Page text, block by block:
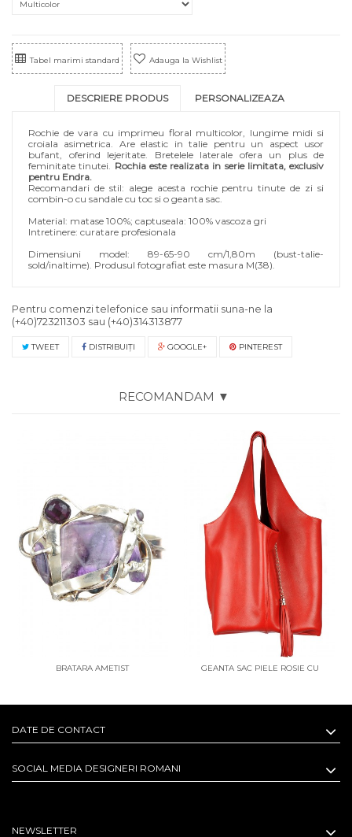
Tabel marimi standard Adauga la Wishlist
DESCRIERE PRODUS PERSONALIZEAZA
Rochie de vara cu imprimeu floral multicolor, lungime midi si
croiala asimetrica. Are elastic in talie pentru un aspect usor
bufant, oferind lejeritate. Bretelele laterale ofera un plus de
feminitate tinutei. Rochia este realizata in serie limitata, exclusiv
pentru Endra.
Recomandari de stil: alege acesta rochie pentru tinute de zi si
combin-o cu sandale cu toc si o geanta sac.
Material: matase 100%; captuseala: 100% vascoza gri
Intretinere: curatare profesionala
Dimensiuni model: 89-65-90 cm/1,80m (bust-talie-
sold/inaltime). Produsul fotografiat este masura M(38).
Pentru comenzi telefonice sau informatii suna-ne la
(+40)723211303 sau (+40)314313877
TWEET DISTRIBUIŢI GOOGLE+ PINTEREST
RECOMANDAM ▼
BRATARA AMETIST
GEANTA SAC PIELE ROSIE CU
DATE DE CONTACT
SOCIAL MEDIA DESIGNERI ROMANI
NEWSLETTER